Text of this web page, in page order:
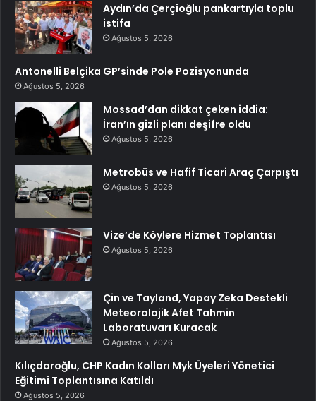
Aydın’da Çerçioğlu pankartıyla toplu
istifa
Ağustos 5, 2026
Antonelli Belçika GP’sinde Pole Pozisyonunda
Ağustos 5, 2026
Mossad’dan dikkat çeken iddia:
İran’ın gizli planı deşifre oldu
Ağustos 5, 2026
Metrobüs ve Hafif Ticari Araç Çarpıştı
Ağustos 5, 2026
Vize’de Köylere Hizmet Toplantısı
Ağustos 5, 2026
Çin ve Tayland, Yapay Zeka Destekli
Meteorolojik Afet Tahmin
Laboratuvarı Kuracak
Ağustos 5, 2026
Kılıçdaroğlu, CHP Kadın Kolları Myk Üyeleri Yönetici
Eğitimi Toplantısına Katıldı
Ağustos 5, 2026